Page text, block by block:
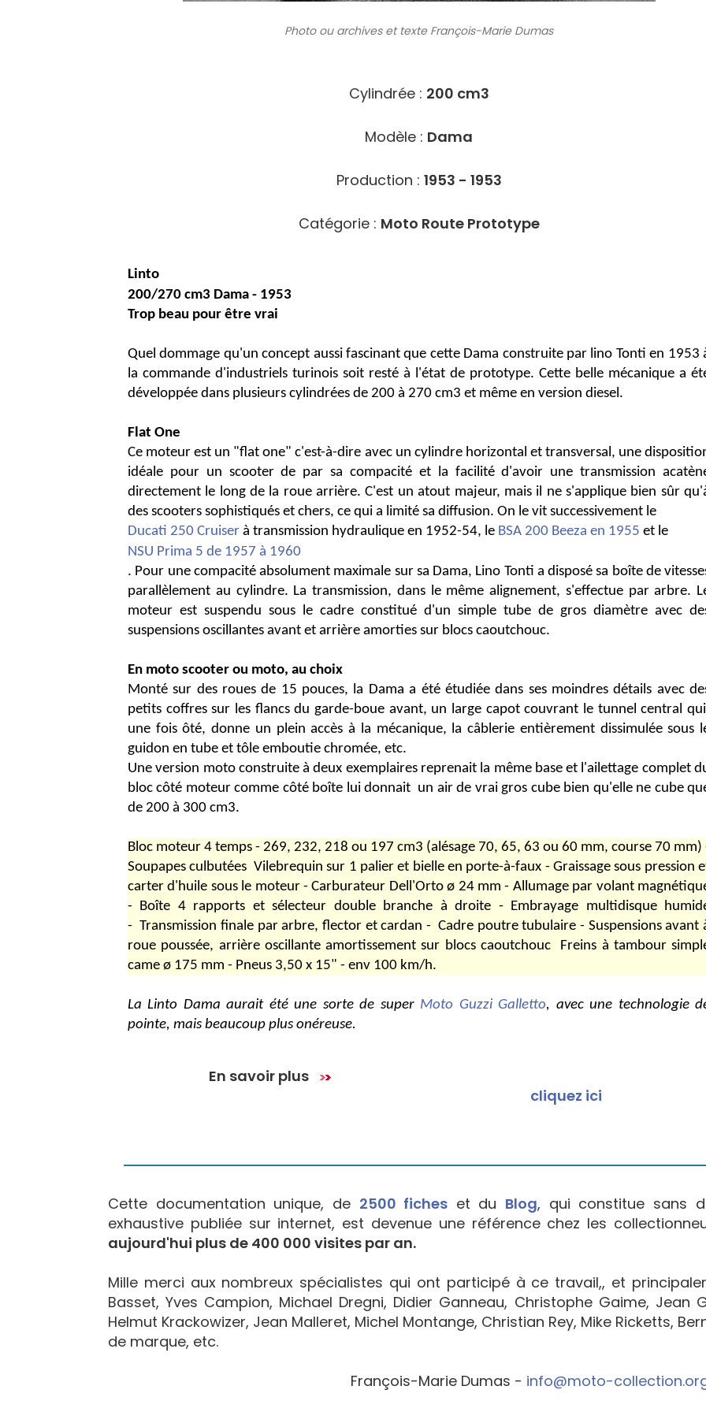
Photo ou archiveset texte François-Marie Dumas
Cylindrée : 200 cm3
Modèle : Dama
Production : 1953 - 1953
Catégorie : Moto Route Prototype
Linto
200/270 cm3 Dama - 1953
Trop beau pour être vrai
Quel dommage qu'un concept aussi fascinant que cette Dama construite par lino Tonti en 1953
la commande d'industriels turinois soit resté à l'état de prototype. Cette belle mécanique a
développée dans plusieurs cylindrées de 200 à 270 cm3 et même en version diesel.
Flat One
Ce moteur est un "flat one" c'est-à-dire avec un cylindre horizontal et transversal, une
idéale pour un scooter de par sa compacité et la facilité d'avoir une transmission
directement le long de la roue arrière. C'est un atout majeur, mais il ne s'applique bien sûr
des scooters sophistiqués et chers, ce qui a limité sa diffusion. On le vit successivement le
Ducati 250 Cruiser à transmission hydraulique en 1952-54, le BSA 200 Beeza en 1955 et le
NSU Prima 5 de 1957 à 1960
. Pour une compacité absolument maximale sur sa Dama, Lino Tonti a disposé sa boîte de
parallèlement au cylindre. La transmission, dans le même alignement, s'effectue par arbre.
moteur est suspendu sous le cadre constitué d'un simple tube de gros diamètre avec
suspensions oscillantes avant et arrière amorties sur blocs caoutchouc.
En moto scooter ou moto, au choix
Monté sur des roues de 15 pouces, la Dama a été étudiée dans ses moindres détails avec
petits coffres sur les flancs du garde-boue avant, un large capot couvrant le tunnel central
une fois ôté, donne un plein accès à la mécanique, la câblerie entièrement dissimulée sous
guidon en tube et tôle emboutie chromée, etc.
Une version moto construite à deux exemplaires reprenait la même base et l'ailettage complet
bloc côté moteur comme côté boîte lui donnait un air de vrai gros cube bien qu'elle ne cube
de 200 à 300 cm3.
Bloc moteur 4 temps - 269, 232, 218 ou 197 cm3 (alésage 70, 65, 63 ou 60 mm, course 70 mm)
Soupapes culbutées  Vilebrequin sur 1 palier et bielle en porte-à-faux - Graissage sous pression
carter d'huile sous le moteur - Carburateur Dell'Orto ø 24 mm - Allumage par volant
- Boîte 4 rapports et sélecteur double branche à droite - Embrayage multidisque
- Transmission finale par arbre, flector et cardan - Cadre poutre tubulaire - Suspensions avant
roue poussée, arrière oscillante amortissement sur blocs caoutchouc  Freins à tambour
came ø 175 mm - Pneus 3,50 x 15" - env 100 km/h.
La Linto Dama aurait été une sorte de super Moto Guzzi Galletto, avec une technologie
pointe, mais beaucoup plus onéreuse.
En savoir plus
cliquez ici
Cette documentation unique, de 2500 fiches et du Blog, qui constitue sans
exhaustive publiée sur internet, est devenue une référence chez les
aujourd'hui plus de 400 000 visites par an.
Mille merci aux nombreux spécialistes qui ont participé à ce travail,, et
Basset, Yves Campion, Michael Dregni, Didier Ganneau, Christophe Gaime, Jean
Helmut Krackowizer, Jean Malleret, Michel Montange, Christian Rey, Mike Ricketts,
de marque, etc.
François-Marie Dumas - info@moto-